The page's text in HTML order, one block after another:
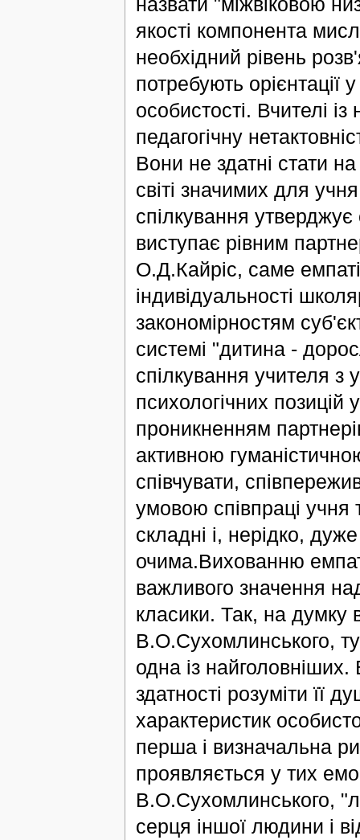
якості компонента
необхідний рівень
потребують орієнтації
особистості. Вчителі
педагогічну
Вони не здатні стати
світі значимих для
спілкування
виступає рівним
О.Д.Кайріс, саме
індивідуальності
закономірностям
системі "дитина -
спілкування учителя з
психологічних позицій
проникненням
активною
співчувати,
умовою співпраці учня
складні і, нерідко, дуже
очима.Вихованню
важливого значення
класики. Так, на думку
В.О.Сухомлинського,
одна із
здатності розуміти її
характеристик
перша і визначальна
проявляється у тих
В.О.Сухомлинського,
серця іншої людини і